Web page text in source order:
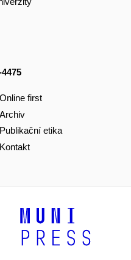
Online first
Archiv
Publikační etika
Kontakt